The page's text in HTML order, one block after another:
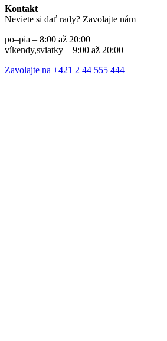
Kontakt
Neviete si dať rady? Zavolajte nám
po–pia – 8:00 až 20:00
víkendy,sviatky – 9:00 až 20:00
Zavolajte na +421 2 44 555 444